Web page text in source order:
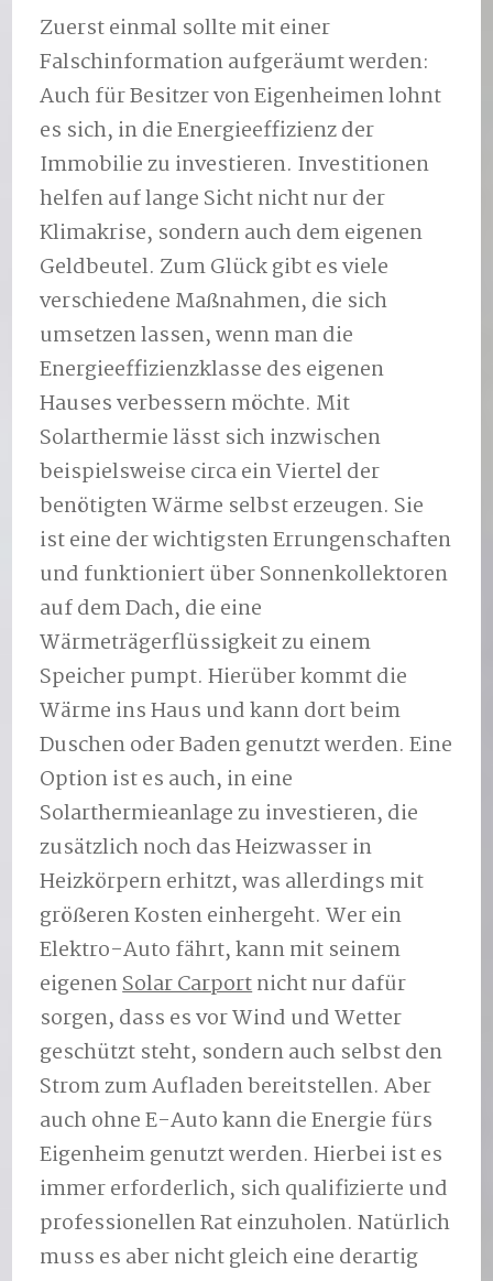
Zuerst einmal sollte mit einer
Falschinformation aufgeräumt werden:
Auch für Besitzer von Eigenheimen lohnt
es sich, in die Energieeffizienz der
Immobilie zu investieren. Investitionen
helfen auf lange Sicht nicht nur der
Klimakrise, sondern auch dem eigenen
Geldbeutel. Zum Glück gibt es viele
verschiedene Maßnahmen, die sich
umsetzen lassen, wenn man die
Energieeffizienzklasse des eigenen
Hauses verbessern möchte. Mit
Solarthermie lässt sich inzwischen
beispielsweise circa ein Viertel der
benötigten Wärme selbst erzeugen. Sie
ist eine der wichtigsten Errungenschaften
und funktioniert über Sonnenkollektoren
auf dem Dach, die eine
Wärmeträgerflüssigkeit zu einem
Speicher pumpt. Hierüber kommt die
Wärme ins Haus und kann dort beim
Duschen oder Baden genutzt werden. Eine
Option ist es auch, in eine
Solarthermieanlage zu investieren, die
zusätzlich noch das Heizwasser in
Heizkörpern erhitzt, was allerdings mit
größeren Kosten einhergeht. Wer ein
Elektro-Auto fährt, kann mit seinem
eigenenSolar Carportnicht nur dafür
sorgen, dass es vor Wind und Wetter
geschützt steht, sondern auch selbst den
Strom zum Aufladen bereitstellen. Aber
auch ohne E-Auto kann die Energie fürs
Eigenheim genutzt werden. Hierbei ist es
immer erforderlich, sich qualifizierte und
professionellen Rat einzuholen. Natürlich
muss es aber nicht gleich eine derartig